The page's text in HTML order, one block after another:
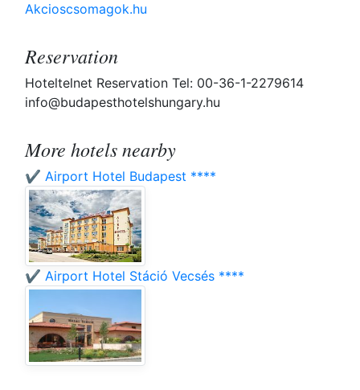
Akcioscsomagok.hu
Reservation
Hoteltelnet Reservation Tel: 00-36-1-2279614
info@budapesthotelshungary.hu
More hotels nearby
✔️ Airport Hotel Budapest ****
✔️ Airport Hotel Stáció Vecsés ****